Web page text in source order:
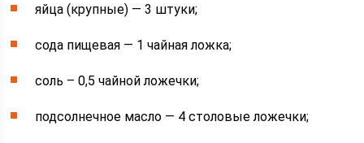
яйца (крупные) — 3 штуки;
сода пищевая — 1 чайная ложка;
соль – 0,5 чайной ложечки;
подсолнечное масло — 4 столовые ложечки;